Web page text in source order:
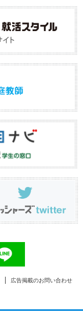
広告掲載のお問い合わせ